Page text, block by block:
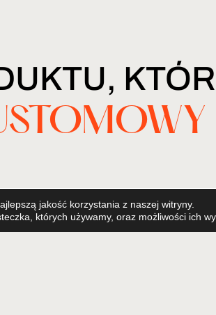
jakość korzystania z naszej witryny.
których używamy, oraz możliwości ich